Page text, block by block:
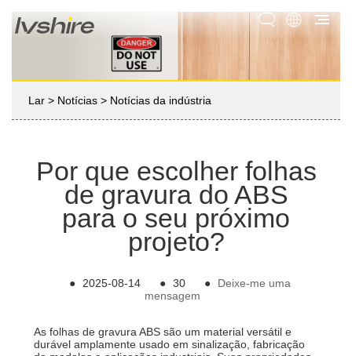
Lar > Notícias> Notícias da indústria
Por que escolher folhas
de gravura do ABS
para o seu próximo
projeto?
● 2025-08-14 ● 30 ●
Deixe-me uma
mensagem
As folhas de gravura ABS são um material versátil e
durável amplamente usado em sinalização, fabricação